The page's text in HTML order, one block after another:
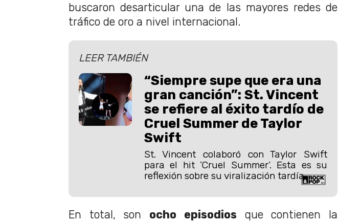
buscaron desarticular una de las mayores redes de
tráfico de oro a nivel internacional.
LEER TAMBIÉN
“Siempre supe que era una
gran canción”: St. Vincent
se refiere al éxito tardío de
Cruel Summer de Taylor
Swift
St. Vincent colaboró con Taylor Swift
para el hit ’Cruel Summer’. Esta es su
reflexión sobre su viralización tardía.
En total, son ocho episodios que contienen la